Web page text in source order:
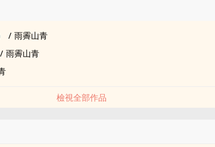
/ 雨霽山青
/ 雨霽山青
檢視全部作品